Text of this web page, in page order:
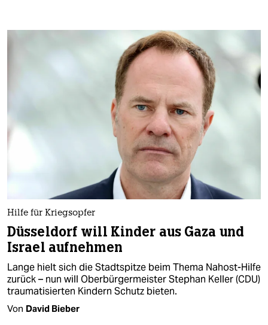
Hilfe für Kriegsopfer
Düsseldorf will Kinder aus Gaza und
Israel aufnehmen
Lange hielt sich die Stadtspitze beim Thema Nahost-Hilfe
zurück – nun will Oberbürgermeister Stephan Keller (CDU)
traumatisierten Kindern Schutz bieten.
Von David Bieber